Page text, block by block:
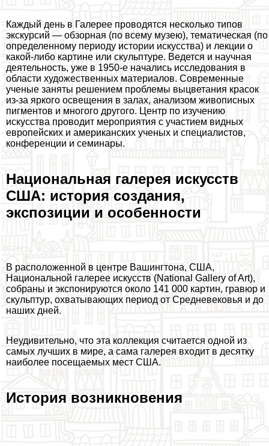
Каждый день в Галерее проводятся несколько типов
экскурсий — обзорная (по всему музею), тематическая (по
определенному периоду истории искусства) и лекции о
какой-либо картине или скульптуре. Ведется и научная
деятельность, уже в 1950-е начались исследования в
области художественных материалов. Современные
ученые заняты решением проблемы выцветания красок
из-за яркого освещения в залах, анализом живописных
пигментов и многого другого. Центр по изучению
искусства проводит мероприятия с участием видных
европейских и американских ученых и специалистов,
конференции и семинары.
Национальная галерея искусств
США: история создания,
экспозиции и особенности
В расположенной в центре Вашингтона, США,
Национальной галерее искусств (National Gallery of Art),
собраны и экспонируются около 141 000 картин, гравюр и
скульптур, охватывающих период от Средневековья и до
наших дней.
Неудивительно, что эта коллекция считается одной из
самых лучших в мире, а сама галерея входит в десятку
наиболее посещаемых мест США.
История возникновения